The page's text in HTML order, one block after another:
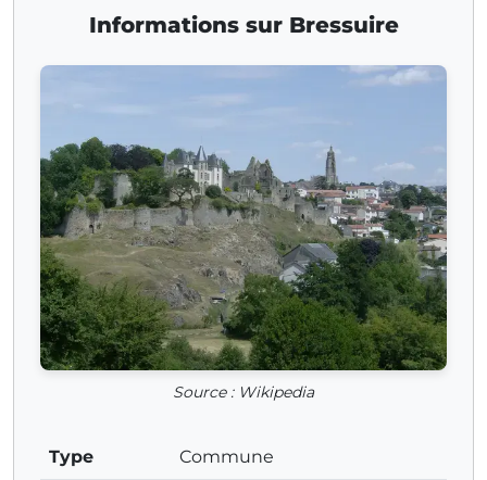
Informations sur Bressuire
Source : Wikipedia
Type Commune